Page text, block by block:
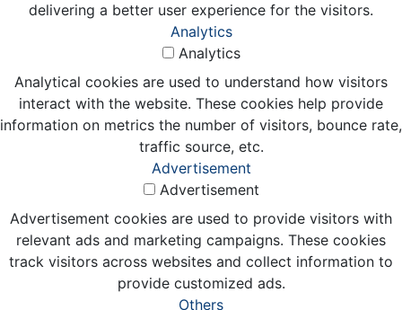
delivering a better user experience for the visitors.
Analytics
Analytics
Analytical cookies are used to understand how visitors
interact with the website. These cookies help provide
information on metrics the number of visitors, bounce rate,
traffic source, etc.
Advertisement
Advertisement
Advertisement cookies are used to provide visitors with
relevant ads and marketing campaigns. These cookies
track visitors across websites and collect information to
provide customized ads.
Others